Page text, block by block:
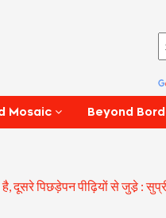
Mosaic Beyond
दूसरे पिछड़ेपन पीढ़ियों से जुडे़ :